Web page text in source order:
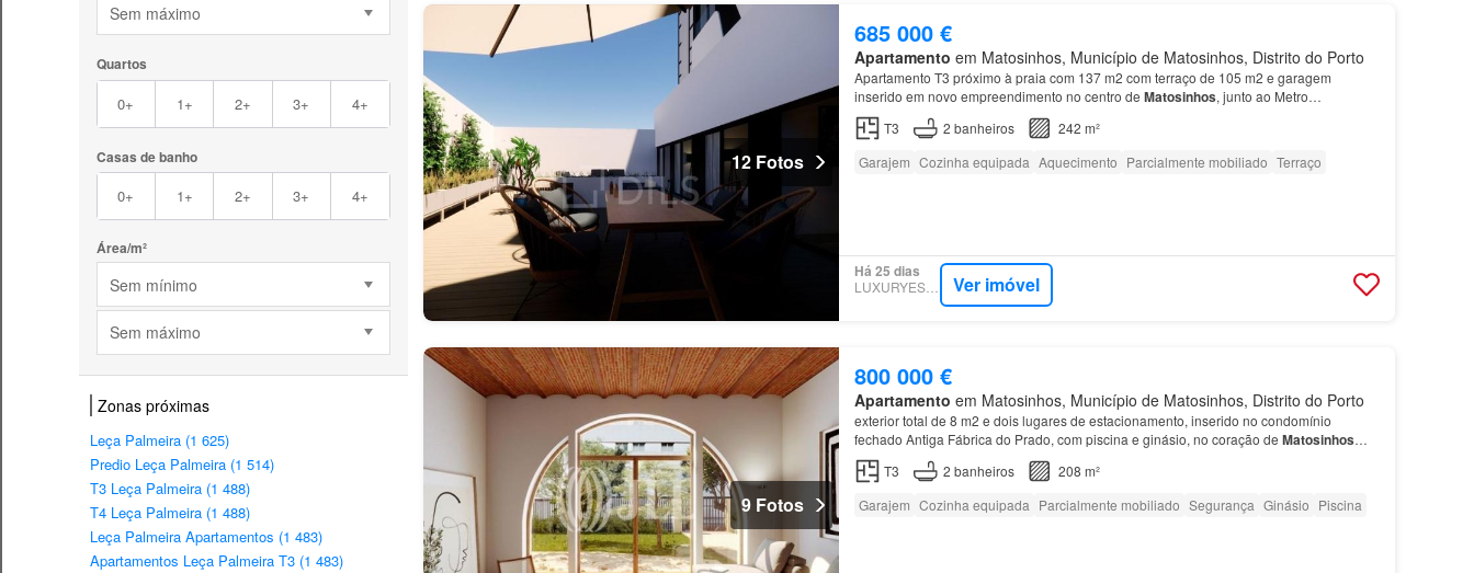
Sem máximo
Quartos
0+ 1+ 2+ 3+ 4+
Casas de banho
0+ 1+ 2+ 3+ 4+
Área/m²
Sem mínimo
Sem máximo
Zonas próximas
Leça Palmeira (1 625)
Predio Leça Palmeira (1 514)
T3 Leça Palmeira (1 488)
T4 Leça Palmeira (1 488)
Leça Palmeira Apartamentos (1 483)
Apartamentos Leça Palmeira T3 (1 483)
12 Fotos
685 000 €
Apartamento em Matosinhos, Município de Matosinhos, Distrito do Porto
Apartamento T3 próximo à praia com 137 m2 com terraço de 105 m2 e garagem
inserido em novo empreendimento no centro de Matosinhos, junto ao Metro…
T3
2 banheiros
242 m²
Garajem Cozinha equipada Aquecimento Parcialmente mobiliado Terraço
Há 25 dias
LUXURYESTATE Ver imóvel
9 Fotos
800 000 €
Apartamento em Matosinhos, Município de Matosinhos, Distrito do Porto
exterior total de 8 m2 e dois lugares de estacionamento, inserido no condomínio
fechado Antiga Fábrica do Prado, com piscina e ginásio, no coração de Matosinhos
Localizado numa das principais avenidas de
T3 2 banheiros
208 m²
Garajem Cozinha equipada Parcialmente mobiliado Segurança Ginásio Piscina